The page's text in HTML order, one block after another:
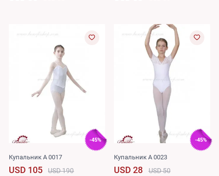
-45%
Купальник A 0017
USD 105 USD 190
-45%
Купальник A 0023
USD 28 USD 50